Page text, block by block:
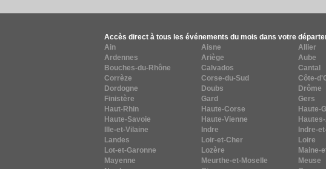
Accès direct à tous les événements du mois dans votre
Ain
Aisne Allier
Ardennes
Ariège Aube
Bouches-du-Rhône
Calvados Cantal
Corrèze
Corse-du-Sud Côte-
Dordogne
Doubs Drôme
Finistère
Gard Gers
Haut-Rhin
Haute-Corse Haute-
Haute-Savoie
Haute-Vienne
Ille-et-Vilaine
Indre Indre-
Landes
Loir-et-Cher Loire
Lot-et-Garonne
Lozère Maine-
Mayenne
Meurthe-et-Moselle Meuse